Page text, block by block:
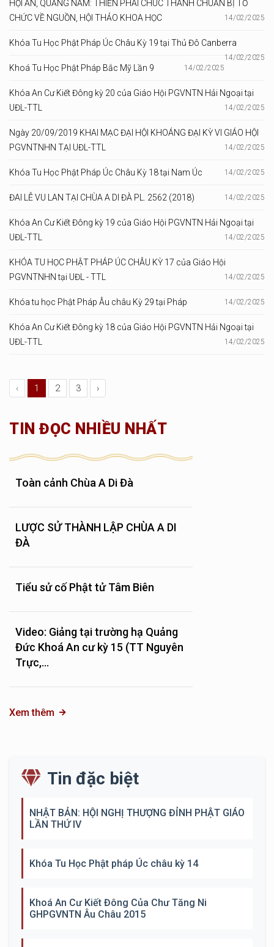
HỘI AN, QUẢNG NAM: THIỀN PHÁI CHÚC THÁNH CHUẨN BỊ TỔ
CHỨC VỀ NGUỒN, HỘI THẢO KHOA HỌC
14/02/2025
Khóa Tu Học Phật Pháp Úc Châu Kỳ 19 tại Thủ Đô Canberra
14/02/2025
Khoá Tu Học Phật Pháp Bắc Mỹ Lần 9 14/02/2025
Khóa An Cư Kiết Đông kỳ 20 của Giáo Hội PGVNTN Hải Ngoại tại
UĐL-TTL
14/02/2025
Ngày 20/09/2019 KHAI MẠC ĐẠI HỘI KHOÁNG ĐẠI KỲ VI GIÁO HỘI
PGVNTNHN TẠI UĐL-TTL
14/02/2025
Khóa Tu Học Phật Pháp Úc Châu Kỳ 18 tại Nam Úc 14/02/2025
ĐAI LỄ VU LAN TẠI CHÙA A DI ĐÀ PL. 2562 (2018) 14/02/2025
Khóa An Cư Kiết Đông kỳ 19 của Giáo Hội PGVNTN Hải Ngoại tại
UĐL-TTL
14/02/2025
KHÓA TU HỌC PHẬT PHÁP ÚC CHÂU KỲ 17 của Giáo Hội
PGVNTNHN tại UĐL - TTL
14/02/2025
Khóa tu học Phật Pháp Âu châu Kỳ 29 tại Pháp 14/02/2025
Khóa An Cư Kiết Đông kỳ 18 của Giáo Hội PGVNTN Hải Ngoại tại
UĐL-TTL
14/02/2025
‹ 1 2 3 ›
TIN ĐỌC NHIỀU NHẤT
Toàn cảnh Chùa A Di Đà
LƯỢC SỬ THÀNH LẬP CHÙA A DI
ĐÀ
Tiểu sử cố Phật tử Tâm Biên
Video: Giảng tại trường hạ Quảng
Đức Khoá An cư kỳ 15 (TT Nguyên
Trực,...
Xem thêm
Tin đặc biệt
NHẬT BẢN: HỘI NGHỊ THƯỢNG ĐỈNH PHẬT GIÁO
LẦN THỨ IV
Khóa Tu Học Phật pháp Úc châu kỳ 14
Khoá An Cư Kiết Đông Của Chư Tăng Ni
GHPGVNTN Âu Châu 2015